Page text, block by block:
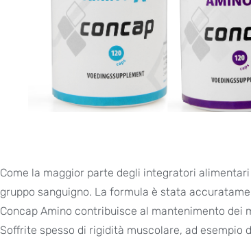
Come la maggior parte degli integratori
gruppo sanguigno. La formula è stata
Concap Amino contribuisce al mantenimento
Soffrite spesso di rigidità muscolare, ad esempio